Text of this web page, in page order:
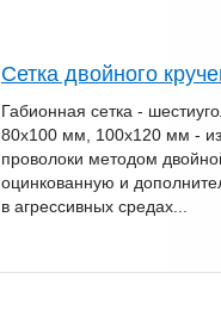
Сетка двойного
Габионная сетка -
80х100 мм, 100х120 мм -
проволоки методом
оцинкованную и
в агрессивных средах...